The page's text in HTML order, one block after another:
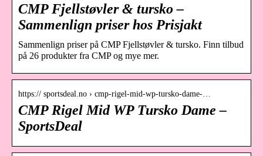
CMP Fjellstøvler & tursko –
Sammenlign priser hos Prisjakt
Sammenlign priser på CMP Fjellstøvler & tursko. Finn tilbud
på 26 produkter fra CMP og mye mer.
https:// sportsdeal.no › cmp-rigel-mid-wp-tursko-dame-…
CMP Rigel Mid WP Tursko Dame –
SportsDeal